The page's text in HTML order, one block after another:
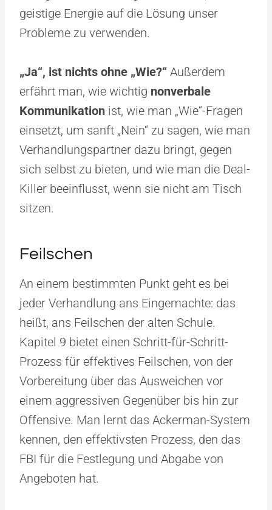
geistige Energie auf die Lösung unser
Probleme zu verwenden.
„Ja“, ist nichts ohne „Wie?“ Außerdem
erfährt man, wie wichtig nonverbale
Kommunikation ist, wie man „Wie“-Fragen
einsetzt, um sanft „Nein“ zu sagen, wie man
Verhandlungspartner dazu bringt, gegen
sich selbst zu bieten, und wie man die Deal-
Killer beeinflusst, wenn sie nicht am Tisch
sitzen.
Feilschen
An einem bestimmten Punkt geht es bei
jeder Verhandlung ans Eingemachte: das
heißt, ans Feilschen der alten Schule.
Kapitel 9 bietet einen Schritt-für-Schritt-
Prozess für effektives Feilschen, von der
Vorbereitung über das Ausweichen vor
einem aggressiven Gegenüber bis hin zur
Offensive. Man lernt das Ackerman-System
kennen, den effektivsten Prozess, den das
FBI für die Festlegung und Abgabe von
Angeboten hat.